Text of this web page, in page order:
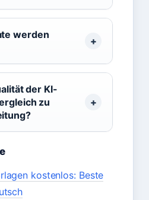
werden
der KI-
zu
kostenlos: Beste